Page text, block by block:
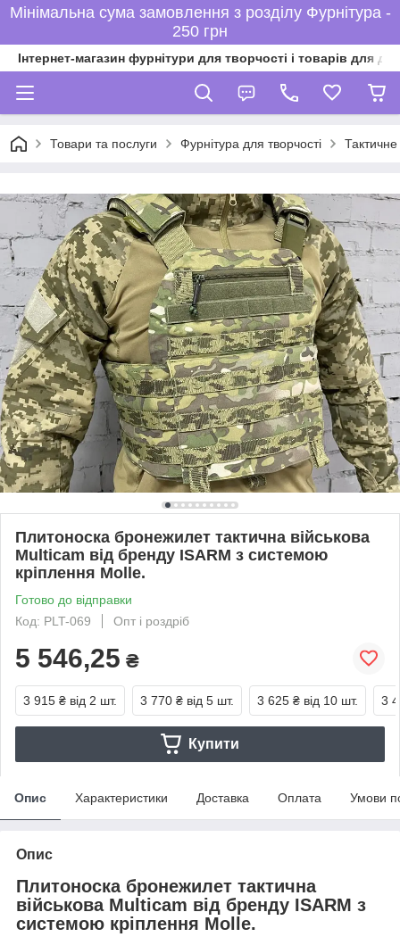
Мінімальна сума замовлення з розділу Фурнітура -
250 грн
Інтернет-магазин фурнітури для творчості і товарів для
Товари та послуги Фурнітура для творчості
Плитоноска бронежилет тактична військова
Multicam від бренду ISARM з системою
кріплення Molle.
Готово до відправки
Код: PLT-069
Опт і роздріб
5 546,25 ₴
3 915 ₴ від 2 шт. 3 770 ₴ від 5 шт. 3 625 ₴ від 10 шт. 3
Купити
Опис Характеристики Доставка Оплата Умови
Опис
Плитоноска бронежилет тактична
військова Multicam від бренду ISARM з
системою кріплення Molle.